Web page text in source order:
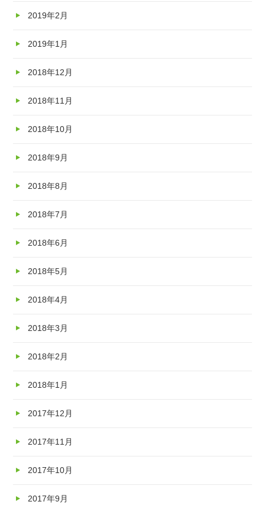
2019年2月
2019年1月
2018年12月
2018年11月
2018年10月
2018年9月
2018年8月
2018年7月
2018年6月
2018年5月
2018年4月
2018年3月
2018年2月
2018年1月
2017年12月
2017年11月
2017年10月
2017年9月